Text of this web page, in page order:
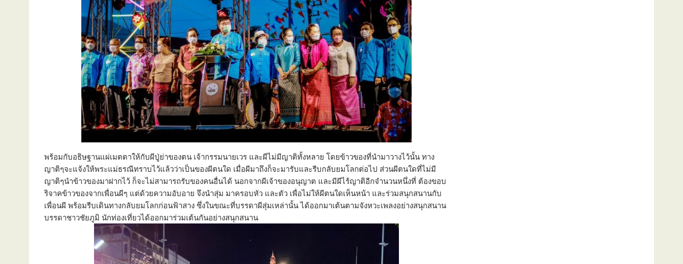
พร้อมกับอธิษฐานแผ่เมตตาให้กับผีปู่ย่าของตน เจ้ากรรมนายเวร และผีไม่มีญาติทั้งหลาย โดยข้าวของที่นำมาวางไว้นั้น ทาง
ญาติๆจะแจ้งให้พระแม่ธรณีทราบไว้แล้วว่าเป็นของผีตนใด เมื่อผีมาถึงก็จะมารับและรีบกลับยมโลกต่อไป ส่วนผีตนใดที่ไม่มี
ญาติๆนำข้าวของมาฝากไว้ ก็จะไม่สามารถรับของคนอื่นได้ นอกจากผีเจ้าของอนุญาต และมีผีไร้ญาติอีกจำนวนหนึ่งที่ ต้องขอบ
ริจาคข้าวของจากเพื่อนผีๆ แต่ด้วยความอับอาย จึงนำสุ่ม มาครอบหัว และตัว เพื่อไม่ให้ผีตนใดเห็นหน้า และร่วมสนุกสนานกับ
เพื่อนผี พร้อมรีบเดินทางกลับยมโลกก่อนฟ้าสาง ซึ่งในขณะที่บรรดาผีสุ่มเหล่านั้น ได้ออกมาเต้นตามจังหวะเพลงอย่างสนุกสนาน
บรรดาชาวชัยภูมิ นักท่องเที่ยวได้ออกมาร่วมเต้นกันอย่างสนุกสนาน